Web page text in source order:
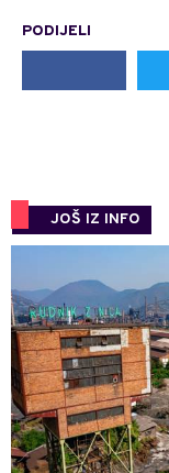
PODIJELI
JOŠ IZ INFO